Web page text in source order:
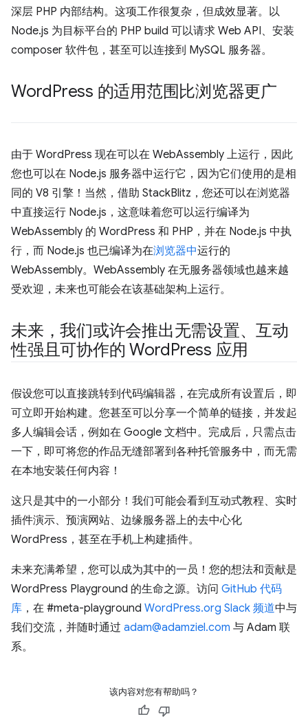
深层 PHP 内部结构。这项工作很复杂，但成效显著。以
Node.js 为目标平台的 PHP build 可以请求 Web API、安装
composer 软件包，甚至可以连接到 MySQL 服务器。
WordPress 的适用范围比浏览器更广
由于 WordPress 现在可以在 WebAssembly 上运行，因此
您也可以在 Node.js 服务器中运行它，因为它们使用的是相
同的 V8 引擎！当然，借助 StackBlitz，您还可以在浏览器
中直接运行 Node.js，这意味着您可以运行编译为
WebAssembly 的 WordPress 和 PHP，并在 Node.js 中执
行，而 Node.js 也已编译为在浏览器中运行的
WebAssembly。WebAssembly 在无服务器领域也越来越
受欢迎，未来也可能会在该基础架构上运行。
未来，我们或许会推出无需设置、互动
性强且可协作的 WordPress 应用
假设您可以直接跳转到代码编辑器，在完成所有设置后，即
可立即开始构建。您甚至可以分享一个简单的链接，并发起
多人编辑会话，例如在 Google 文档中。完成后，只需点击
一下，即可将您的作品无缝部署到各种托管服务中，而无需
在本地安装任何内容！
这只是其中的一小部分！我们可能会看到互动式教程、实时
插件演示、预演网站、边缘服务器上的去中心化
WordPress，甚至在手机上构建插件。
未来充满希望，您可以成为其中的一员！您的想法和贡献是
WordPress Playground 的生命之源。访问 GitHub 代码
库 ，在 #meta-playground WordPress.org Slack 频道中与
我们交流，并随时通过 adam@adamziel.com 与 Adam 联
系。
该内容对您有帮助吗？